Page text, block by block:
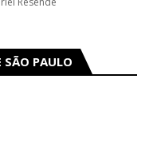
SÃO PAULO